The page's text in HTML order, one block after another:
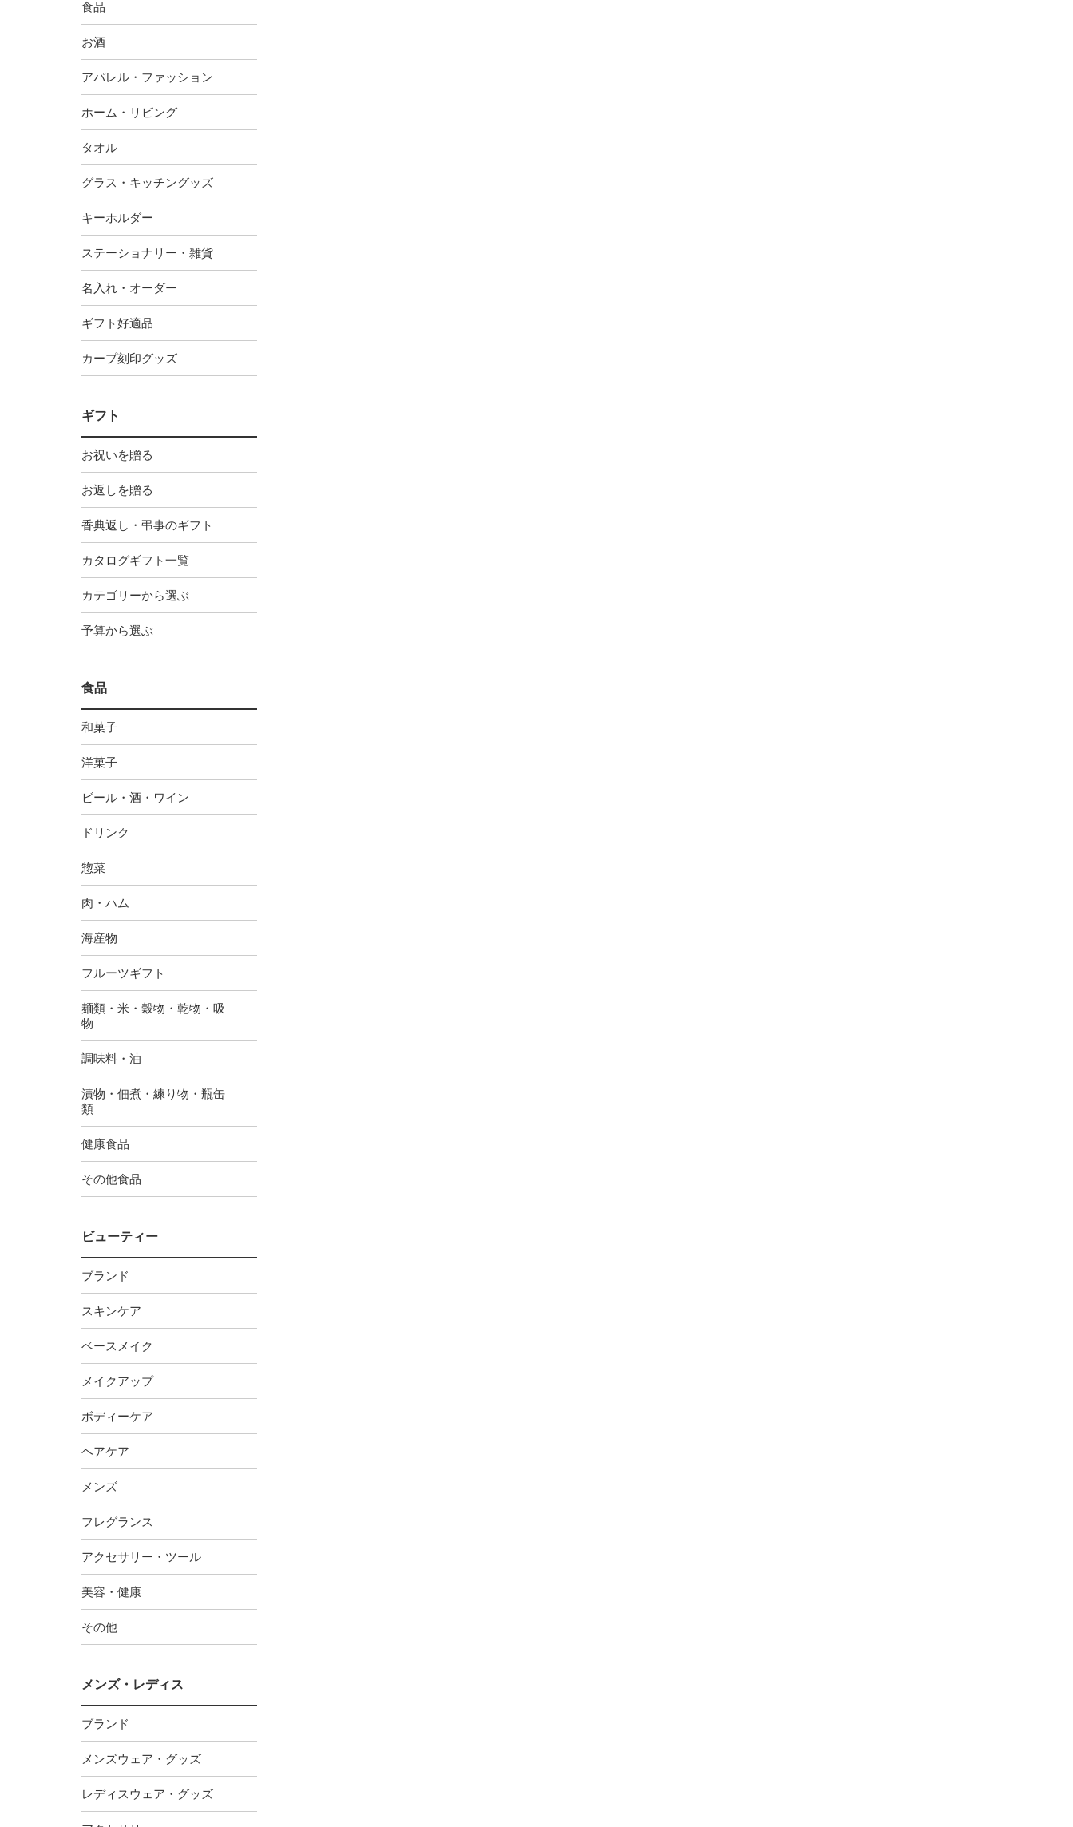
食品
お酒
アパレル・ファッション
ホーム・リビング
タオル
グラス・キッチングッズ
キーホルダー
ステーショナリー・雑貨
名入れ・オーダー
ギフト好適品
カープ刻印グッズ
ギフト
お祝いを贈る
お返しを贈る
香典返し・弔事のギフト
カタログギフト一覧
カテゴリーから選ぶ
予算から選ぶ
食品
和菓子
洋菓子
ビール・酒・ワイン
ドリンク
惣菜
肉・ハム
海産物
フルーツギフト
麺類・米・穀物・乾物・吸
物
調味料・油
漬物・佃煮・練り物・瓶缶
類
健康食品
その他食品
ビューティー
ブランド
スキンケア
ベースメイク
メイクアップ
ボディーケア
ヘアケア
メンズ
フレグランス
アクセサリー・ツール
美容・健康
その他
メンズ・レディス
ブランド
メンズウェア・グッズ
レディスウェア・グッズ